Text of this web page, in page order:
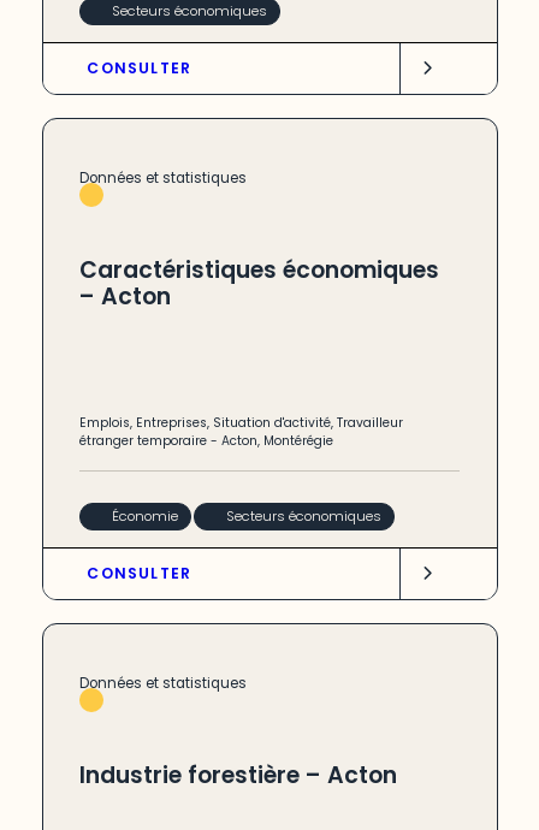
Secteurs économiques
CONSULTER
Données et statistiques
Caractéristiques économiques
– Acton
Emplois, Entreprises, Situation d'activité,Travailleur
étranger temporaire -Acton, Montérégie
Économie Secteurs économiques
CONSULTER
Données et statistiques
Industrie forestière – Acton